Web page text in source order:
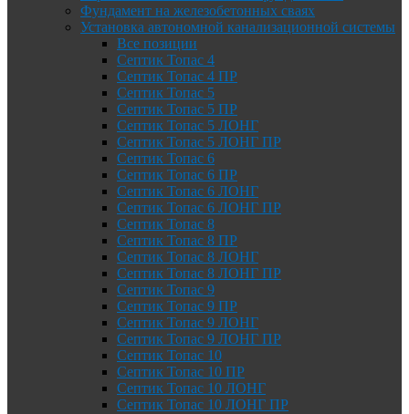
Фундамент на железобетонных сваях
Установка автономной канализационной системы
Все позиции
Септик Топас 4
Септик Топас 4 ПР
Септик Топас 5
Септик Топас 5 ПР
Септик Топас 5 ЛОНГ
Септик Топас 5 ЛОНГ ПР
Септик Топас 6
Септик Топас 6 ПР
Септик Топас 6 ЛОНГ
Септик Топас 6 ЛОНГ ПР
Септик Топас 8
Септик Топас 8 ПР
Септик Топас 8 ЛОНГ
Септик Топас 8 ЛОНГ ПР
Септик Топас 9
Септик Топас 9 ПР
Септик Топас 9 ЛОНГ
Септик Топас 9 ЛОНГ ПР
Септик Топас 10
Септик Топас 10 ПР
Септик Топас 10 ЛОНГ
Септик Топас 10 ЛОНГ ПР